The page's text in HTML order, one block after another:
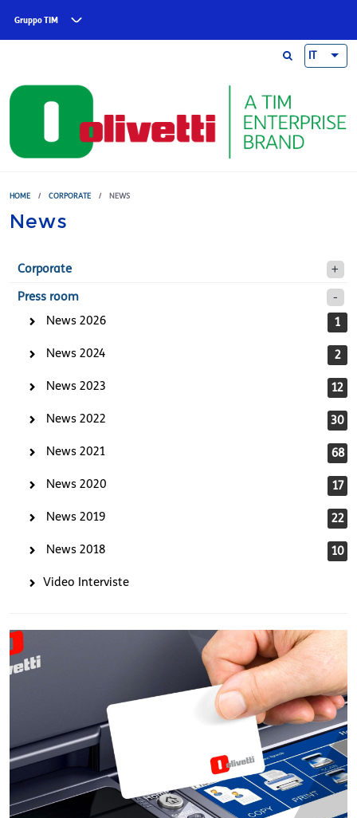
Gruppo TIM
IT
HOME / CORPORATE / NEWS
News
Corporate
Press room
News 2026
1
News 2024 2
News 2023 12
News 2022 30
News 2021 68
News 2020 17
News 2019 22
News 2018 10
Video Interviste